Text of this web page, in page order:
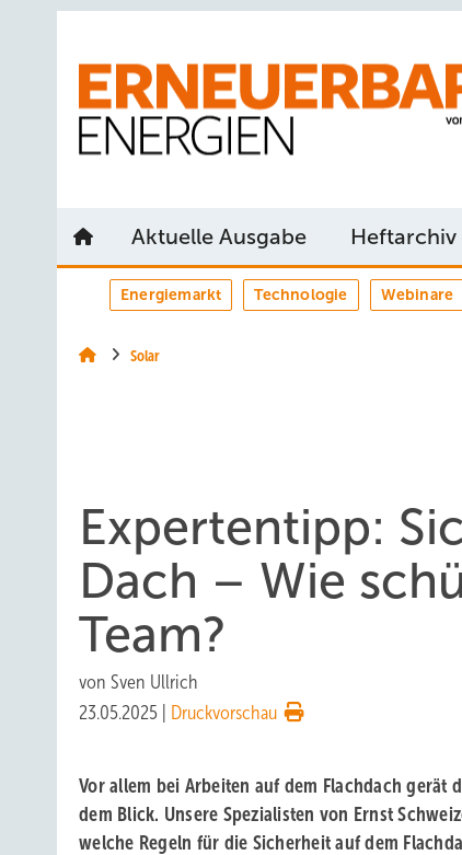
Aktuelle Ausgabe Heftarchiv
Energiemarkt Technologie Webinare
Solar
Expertentipp:
Dach – Wie
Team?
von Sven Ullrich
23.05.2025
Druckvorschau
Vor allem bei Arbeiten auf dem Flachdach gerät
dem Blick. Unsere Spezialisten von Ernst
welche Regeln für die Sicherheit auf dem